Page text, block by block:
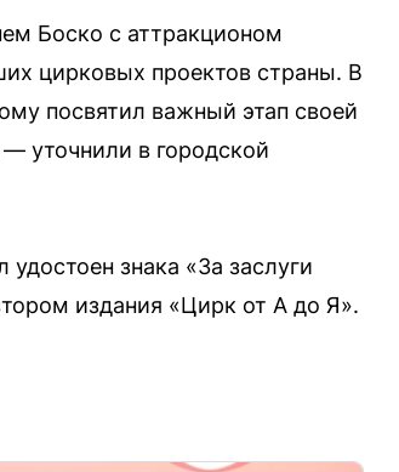
Боско с аттракционом
цирковых проектов страны. В
посвятил важный этап своей
уточнили в городской
знака «За заслуги
издания «Цирк от А до Я».